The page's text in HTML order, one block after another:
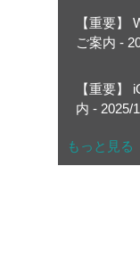
【重要】
ご案内 -
【重要】
内 - 2025/
もっと見る